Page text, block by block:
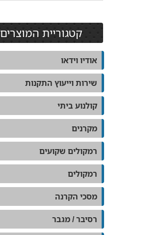
קטגוריית המוצרים
אודיו וידאו
שירות וייעוץ התקנות
קולנוע ביתי
מקרנים
רמקולים שקועים
רמקולים
מסכי הקרנה
רסיבר / מגבר